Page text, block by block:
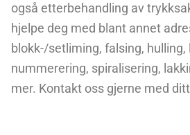
også etterbehandling av
hjelpe deg med blant annet
blokk-/setliming, falsing,
nummerering, spiralisering,
mer. Kontakt oss gjerne med